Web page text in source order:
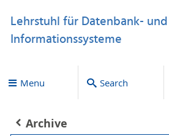
Lehrstuhl für Datenbank- und
Informationssysteme
Menu Search
Archive